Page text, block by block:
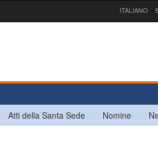
ITALIANO
Atti della Santa Sede Nomine